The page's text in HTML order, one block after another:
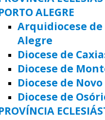
ALEGRE
Arquidiocese
Alegre
Diocese de
Diocese de
Diocese de
Diocese de